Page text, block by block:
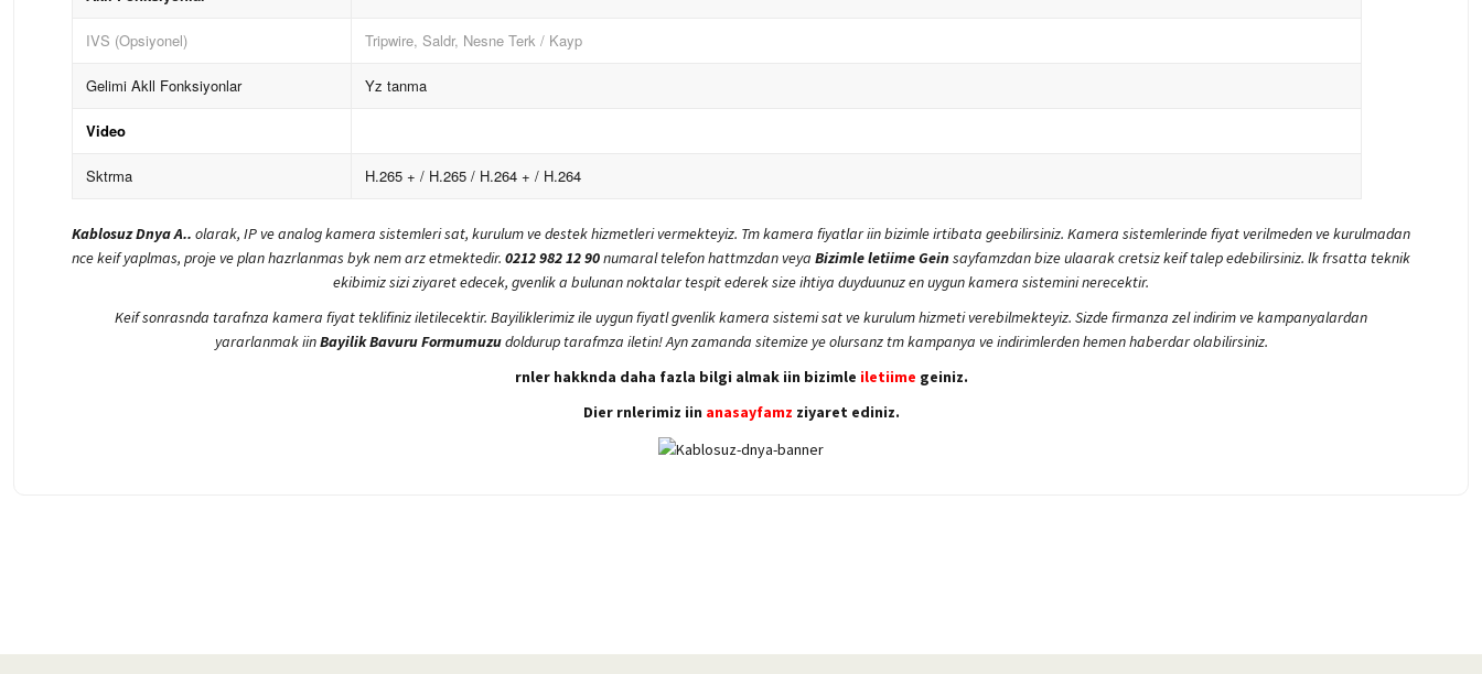
IVS (Opsiyonel) Tripwire, Saldr, Nesne Terk / Kayp
Gelimi Akll Fonksiyonlar Yz tanma
Video
Sktrma H.265 + / H.265 / H.264 + / H.264
Kablosuz Dnya A.. olarak, IP ve analog kamera sistemleri sat, kurulum ve destek hizmetleri vermekteyiz. Tm kamera fiyatlar iin bizimle irtibata geebilirsiniz. Kamera sistemlerinde fiyat verilmeden ve kurulmadan
nce keif yaplmas, proje ve plan hazrlanmas byk nem arz etmektedir. 0212 982 12 90numaral telefon hattmzdan veya Bizimle letiime Geinsayfamzdan bize ulaarak cretsiz keif talep edebilirsiniz. lk frsatta teknik
ekibimiz sizi ziyaret edecek, gvenlik a bulunan noktalar tespit ederek size ihtiya duyduunuz en uygun kamera sistemini nerecektir.
Keif sonrasnda tarafnza kamera fiyat teklifiniz iletilecektir. Bayiliklerimiz ile uygun fiyatl gvenlik kamera sistemi sat ve kurulum hizmeti verebilmekteyiz. Sizde firmanza zel indirim ve kampanyalardan
yararlanmak iinBayilik Bavuru Formumuzudoldurup tarafmza iletin! Ayn zamanda sitemize ye olursanz tm kampanya ve indirimlerden hemen haberdar olabilirsiniz.
rnler hakknda daha fazla bilgi almak iin bizimle iletiime geiniz.
Dier rnlerimiz iin anasayfamz ziyaret ediniz.